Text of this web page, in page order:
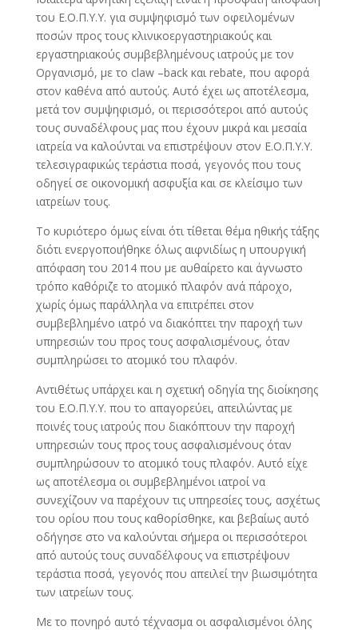
του Ε.Ο.Π.Υ.Υ. για συμψηφισμό των οφειλομένων
ποσών προς τους κλινικοεργαστηριακούς και
εργαστηριακούς συμβεβλημένους ιατρούς με τον
Οργανισμό, με το claw –back και rebate, που αφορά
στον καθένα από αυτούς. Αυτό έχει ως αποτέλεσμα,
μετά τον συμψηφισμό, οι περισσότεροι από αυτούς
τους συναδέλφους μας που έχουν μικρά και μεσαία
ιατρεία να καλούνται να επιστρέψουν στον Ε.Ο.Π.Υ.Υ.
τελεσιγραφικώς τεράστια ποσά, γεγονός που τους
οδηγεί σε οικονομική ασφυξία και σε κλείσιμο των
ιατρείων τους.
Το κυριότερο όμως είναι ότι τίθεται θέμα ηθικής τάξης
διότι ενεργοποιήθηκε όλως αιφνιδίως η υπουργική
απόφαση του 2014 που με αυθαίρετο και άγνωστο
τρόπο καθόριζε το ατομικό πλαφόν ανά πάροχο,
χωρίς όμως παράλληλα να επιτρέπει στον
συμβεβλημένο ιατρό να διακόπτει την παροχή των
υπηρεσιών του προς τους ασφαλισμένους, όταν
συμπληρώσει το ατομικό του πλαφόν.
Αντιθέτως υπάρχει και η σχετική οδηγία της διοίκησης
του Ε.Ο.Π.Υ.Υ. που το απαγορεύει, απειλώντας με
ποινές τους ιατρούς που διακόπτουν την παροχή
υπηρεσιών τους προς τους ασφαλισμένους όταν
συμπληρώσουν το ατομικό τους πλαφόν. Αυτό είχε
ως αποτέλεσμα οι συμβεβλημένοι ιατροί να
συνεχίζουν να παρέχουν τις υπηρεσίες τους, ασχέτως
του ορίου που τους καθορίσθηκε, και βεβαίως αυτό
οδήγησε στο να καλούνται σήμερα οι περισσότεροι
από αυτούς τους συναδέλφους να επιστρέψουν
τεράστια ποσά, γεγονός που απειλεί την βιωσιμότητα
των ιατρείων τους.
Με το πονηρό αυτό τέχνασμα οι ασφαλισμένοι όλης